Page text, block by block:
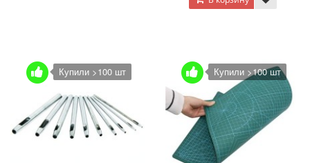
Купили >100 шт Купили >100 шт